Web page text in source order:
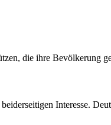
die ihre Bevölkerung
Interesse.